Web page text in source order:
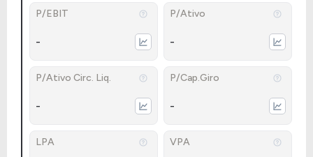
P/EBIT
-
P/Ativo
-
P/Ativo Circ. Liq.
-
P/Cap.Giro
-
LPA VPA